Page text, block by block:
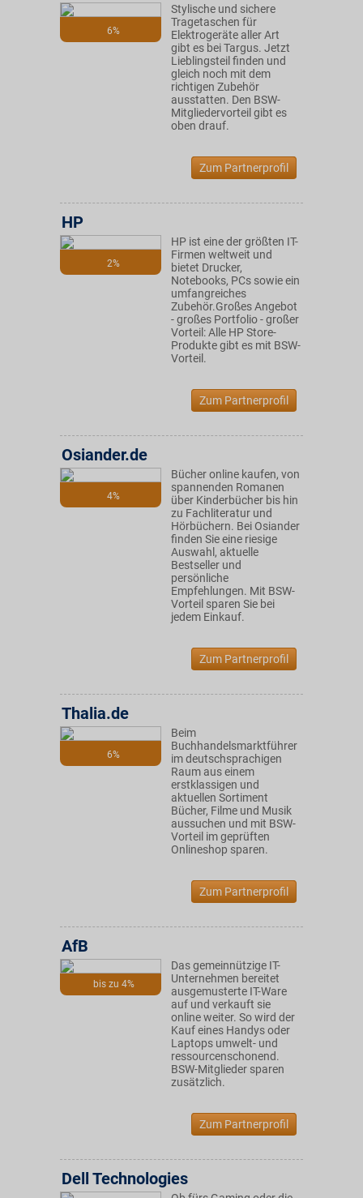
6%
Stylische und sichere
Tragetaschen für
Elektrogeräte aller Art
gibt es bei Targus. Jetzt
Lieblingsteil finden und
gleich noch mit dem
richtigen Zubehör
ausstatten. Den BSW-
Mitgliedervorteil gibt es
oben drauf.
Zum Partnerprofil
2%
HP
HP ist eine der größten IT-
Firmen weltweit und
bietet Drucker,
Notebooks, PCs sowie ein
umfangreiches
Zubehör.Großes Angebot
- großes Portfolio - großer
Vorteil: Alle HP Store-
Produkte gibt es mit BSW-
Vorteil.
Zum Partnerprofil
4%
Osiander.de
Bücher online kaufen, von
spannenden Romanen
über Kinderbücher bis hin
zu Fachliteratur und
Hörbüchern. Bei Osiander
finden Sie eine riesige
Auswahl, aktuelle
Bestseller und
persönliche
Empfehlungen. Mit BSW-
Vorteil sparen Sie bei
jedem Einkauf.
Zum Partnerprofil
6%
Thalia.de
Beim
Buchhandelsmarktführer
im deutschsprachigen
Raum aus einem
erstklassigen und
aktuellen Sortiment
Bücher, Filme und Musik
aussuchen und mit BSW-
Vorteil im geprüften
Onlineshop sparen.
Zum Partnerprofil
bis zu 4%
AfB
Das gemeinnützige IT-
Unternehmen bereitet
ausgemusterte IT-Ware
auf und verkauft sie
online weiter. So wird der
Kauf eines Handys oder
Laptops umwelt- und
ressourcenschonend.
BSW-Mitglieder sparen
zusätzlich.
Zum Partnerprofil
Dell Technologies